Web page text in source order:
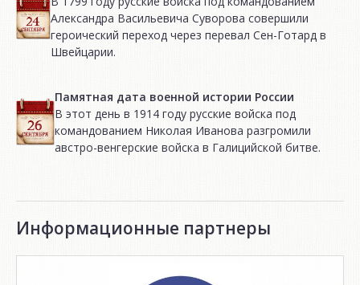
Александра Васильевича Суворова совершили
героический переход через перевал Сен-Готард в
Швейцарии.
Памятная дата военной истории России
В этот день в 1914 году русские войска под
командованием Николая Иванова разгромили
австро-венгерские войска в Галицийской битве.
Информационные партнеры